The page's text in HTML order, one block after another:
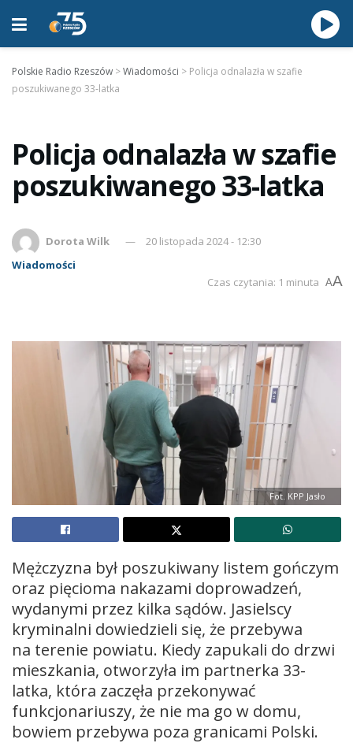
Polskie Radio Rzeszów >Wiadomości > Policja odnalazła w szafie
poszukiwanego 33-latka
Policja odnalazła w szafie
poszukiwanego 33-latka
Dorota Wilk
20 listopada 2024 - 12:30
Wiadomości
Czas czytania: 1 minuta AA
Fot. KPP Jasło
Mężczyzna był poszukiwany listem gończym
oraz pięcioma nakazami doprowadzeń,
wydanymi przez kilka sądów. Jasielscy
kryminalni dowiedzieli się, że przebywa
na terenie powiatu. Kiedy zapukali do drzwi
mieszkania, otworzyła im partnerka 33-
latka, która zaczęła przekonywać
funkcjonariuszy, że nie ma go w domu,
bowiem przebywa poza granicami Polski.